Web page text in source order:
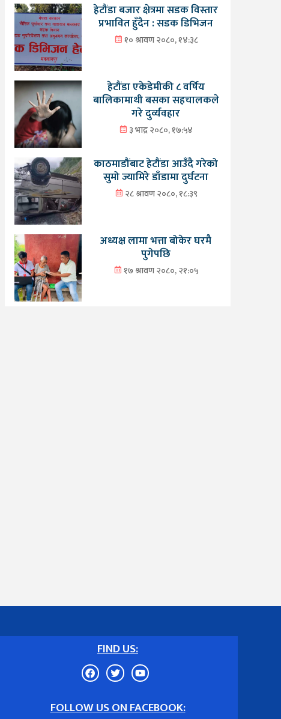
हेटौंडा बजार क्षेत्रमा सडक विस्तार
प्रभावित हुँदैन : सडक डिभिजन
१० श्रावण २०८०, १४:३८
हेटौंडा एकेडेमीकी ८ वर्षिय
बालिकामाथी बसका सहचालकले
गरे दुर्व्यवहार
३ भाद्र २०८०, १७:५४
काठमाडौंबाट हेटौंडा आउँदै गरेको
सुमो ज्यामिरे डाँडामा दुर्घटना
२८ श्रावण २०८०, १८:३९
अध्यक्ष लामा भत्ता बोकेर घरमै
पुगेपछि
१७ श्रावण २०८०, २१:०५
FIND US:
FOLLOW US ON FACEBOOK: